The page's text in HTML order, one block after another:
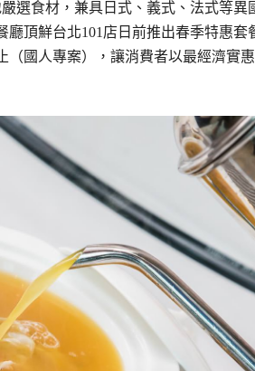
選食材，兼具日式、義式、法式等異
頂鮮台北101店日前推出春季特惠套
（國人專案），讓消費者以最經濟實